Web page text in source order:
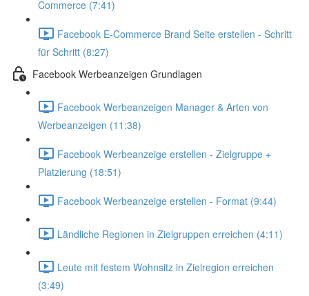
Commerce (7:41)
Facebook E-Commerce Brand Seite erstellen - Schritt
für Schritt (8:27)
Facebook Werbeanzeigen Grundlagen
Facebook Werbeanzeigen Manager & Arten von
Werbeanzeigen (11:38)
Facebook Werbeanzeige erstellen - Zielgruppe +
Platzierung (18:51)
Facebook Werbeanzeige erstellen - Format (9:44)
Ländliche Regionen in Zielgruppen erreichen (4:11)
Leute mit festem Wohnsitz in Zielregion erreichen
(3:49)